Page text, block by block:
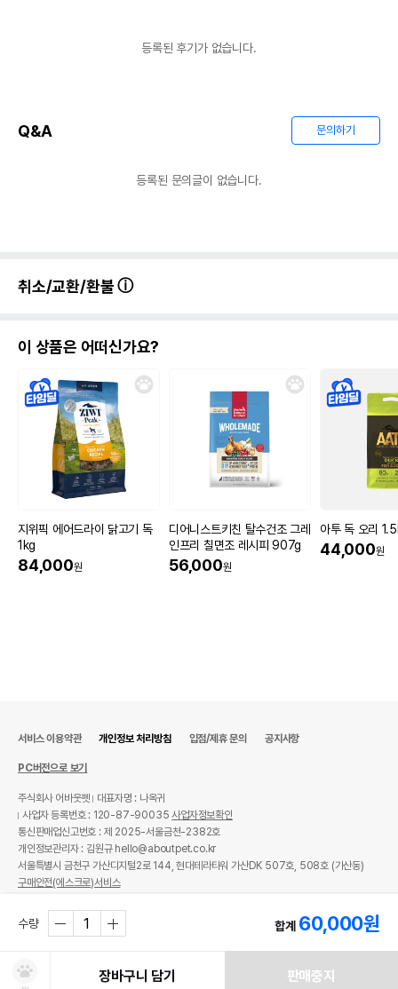
등록된 후기가 없습니다.
Q&A 문의하기
등록된 문의글이 없습니다.
취소/교환/환불
이 상품은 어떠신가요?
지위픽 에어드라이 닭고기 독
1kg
84,000원
디어니스트키친 탈수건조 그레
인프리 칠면조 레시피 907g
56,000원
아투 독 오리
44,000원
수량 합계 60,000원
장바구니 담기 판매중지
서비스 이용약관 개인정보 처리방침 입점/제휴 문의 공지사항
PC버전으로 보기
주식회사 어바웃펫
대표자명 : 나옥귀
사업자 등록번호 : 120-87-90035사업자정보확인
통신판매업신고번호 : 제 2025-서울금천-2382호
개인정보관리자 : 김원규 hello@aboutpet.co.kr
서울특별시 금천구 가산디지털2로 144, 현대테라타워 가산DK 507호, 508호 (가산동)
구매안전(에스크로)서비스